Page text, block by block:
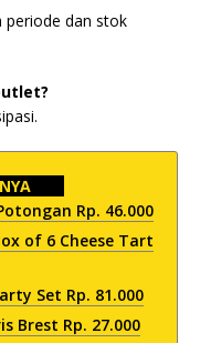
periode dan stok
Rp. 46.000
of 6 Cheese Tart
Set Rp. 81.000
Brest Rp. 27.000